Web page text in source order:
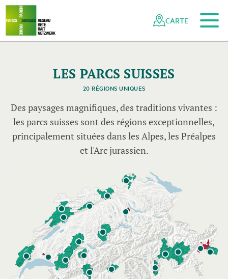
Naviguer
dans
réseau
Navigation
rapide
Vers le contenu principal
Vers la navigation mobile
Vers la recherche
Vers la zone des pieds
Vers le plan du site
CARTE
LES PARCS SUISSES
20 RÉGIONS UNIQUES
Des paysages magnifiques, des traditions vivantes :
les parcs suisses sont des régions exceptionnelles,
principalement situées dans les Alpes, les Préalpes
et l'Arc jurassien.